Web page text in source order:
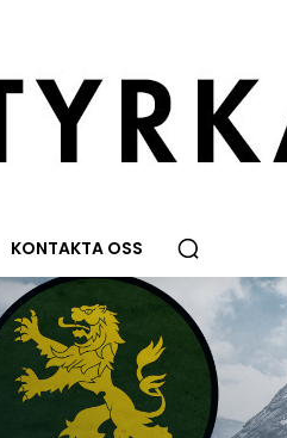
KONTAKTA OSS